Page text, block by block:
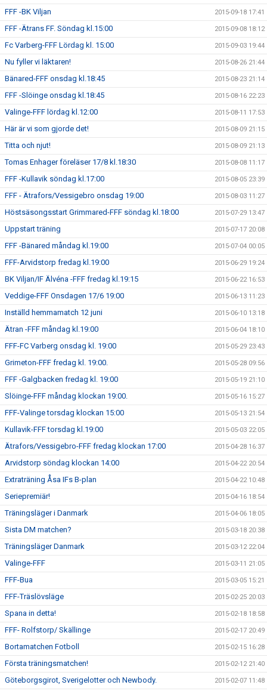
FFF -BK Viljan 2015-09-18 17:41
FFF -Ätrans FF. Söndag kl.15:00 2015-09-08 18:12
Fc Varberg-FFF Lördag kl. 15:00 2015-09-03 19:44
Nu fyller vi läktaren! 2015-08-26 21:44
Bänared-FFF onsdag kl.18:45 2015-08-23 21:14
FFF -Slöinge onsdag kl.18:45 2015-08-16 22:23
Valinge-FFF lördag kl.12:00 2015-08-11 17:53
Här är vi som gjorde det! 2015-08-09 21:15
Titta och njut! 2015-08-09 21:13
Tomas Enhager föreläser 17/8 kl.18:30 2015-08-08 11:17
FFF -Kullavik söndag kl.17:00 2015-08-05 23:39
FFF - Ätrafors/Vessigebro onsdag 19:00 2015-08-03 11:27
Höstsäsongsstart Grimmared-FFF söndag kl.18:00 2015-07-29 13:47
Uppstart träning 2015-07-17 20:08
FFF -Bänared måndag kl.19:00 2015-07-04 00:05
FFF-Arvidstorp fredag kl.19:00 2015-06-29 19:24
BK Viljan/IF Älvéna -FFF fredag kl.19:15 2015-06-22 16:53
Veddige-FFF Onsdagen 17/6 19:00 2015-06-13 11:23
Inställd hemmamatch 12 juni 2015-06-10 13:18
Ätran -FFF måndag kl.19:00 2015-06-04 18:10
FFF-FC Varberg onsdag kl. 19:00 2015-05-29 23:43
Grimeton-FFF fredag kl. 19:00. 2015-05-28 09:56
FFF -Galgbacken fredag kl. 19:00 2015-05-19 21:10
Slöinge-FFF måndag klockan 19:00. 2015-05-16 15:27
FFF-Valinge torsdag klockan 15:00 2015-05-13 21:54
Kullavik-FFF torsdag kl.19:00 2015-05-03 22:05
Ätrafors/Vessigebro-FFF fredag klockan 17:00 2015-04-28 16:37
Arvidstorp söndag klockan 14:00 2015-04-22 20:54
Extraträning Åsa IFs B-plan 2015-04-22 10:48
Seriepremiär! 2015-04-16 18:54
Träningsläger i Danmark 2015-04-06 18:05
Sista DM matchen? 2015-03-18 20:38
Träningsläger Danmark 2015-03-12 22:04
Valinge-FFF 2015-03-11 21:05
FFF-Bua 2015-03-05 15:21
FFF-Träslövsläge 2015-02-25 20:03
Spana in detta! 2015-02-18 18:58
FFF- Rolfstorp/ Skällinge 2015-02-17 20:49
Bortamatchen Fotboll 2015-02-15 16:28
Första träningsmatchen! 2015-02-12 21:40
Göteborgsgirot, Sverigelotter och Newbody. 2015-02-07 11:48